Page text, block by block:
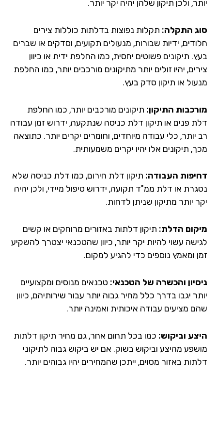
ולכן תיקון שלהן יהיה יקר יותר.
התקלה:תקלות נפוצות בדלתות כוללות צירים
ידיות שבורות, מנעולים תקועים, וסדקים או שברים
תיקונים פשוטים יחסית, כמו החלפת ידית או כיוון
יהיו זולים יותר מתיקונים מורכבים יותר, כמו החלפת
או תיקון סדק בעץ.
התיקון:תיקונים מורכבים יותר, כמו החלפת
פנים או תיקון דלת כניסה שנתקעה, ידרוש זמן עבודה
יותר, כלי עבודה מיוחדים, וחומרים יקרים יותר. כתוצאה
תיקונים אלו יהיו יקרים משמעותית.
העבודה:תיקון דלת חירום, כמו דלת כניסה שלא
או דלת ממ"ד תקועה, ידרוש טיפול מיידי, ולכן יהיה
יותר מתיקון שניתן לדחות.
הדלת:תיקון דלתות באזורים מרוחקים או קשים
עשוי להיות יקר יותר, כיוון שהטכנאי יצטרך להשקיע
ומאמץ נוספים כדי להגיע למקום.
והכשרה של הטכנאי:טכנאים מנוסים ומקצועיים
יגבו בדרך כלל מחיר גבוה יותר עבור שירותיהם, כיוון
מציעים עבודה איכותית ואמינה יותר.
וביקוש:כמו בכל תחום אחר, גם מחיר תיקון דלתות
מהיצע וביקוש בשוק. אם יש ביקוש גבוה לתיקוני
באזור מסוים, ייתכן שהמחירים יהיו גבוהים יותר.